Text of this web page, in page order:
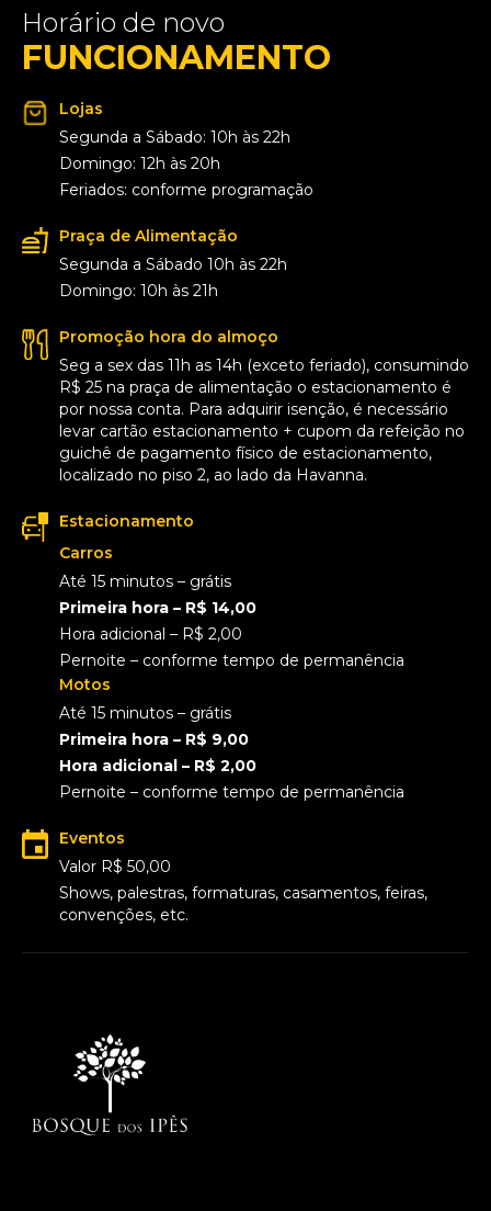
Horário de novo
FUNCIONAMENTO
Lojas
Segunda a Sábado: 10h às 22h
Domingo: 12h às 20h
Feriados: conforme programação
Praça de Alimentação
Segunda a Sábado 10h às 22h
Domingo: 10h às 21h
Promoção hora do almoço
Seg a sex das 11h as 14h (exceto feriado), consumindo
R$ 25 na praça de alimentação o estacionamento é
por nossa conta. Para adquirir isenção, é necessário
levar cartão estacionamento + cupom da refeição no
guichê de pagamento físico de estacionamento,
localizado no piso 2, ao lado da Havanna.
Estacionamento
Carros
Até 15 minutos – grátis
Primeira hora – R$ 14,00
Hora adicional – R$ 2,00
Pernoite – conforme tempo de permanência
Motos
Até 15 minutos – grátis
Primeira hora – R$ 9,00
Hora adicional – R$ 2,00
Pernoite – conforme tempo de permanência
Eventos
Valor R$ 50,00
Shows, palestras, formaturas, casamentos, feiras,
convenções, etc.